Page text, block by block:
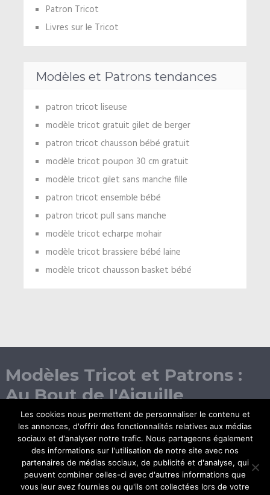
Patron Tricot
Livres sur le Tricot
Modèles et Patrons tendances
patron tricot liseuse
modèle tricot gratuit gilet de berger
patron tricot chausson bébé gratuit
modèle tricot poupon 30 cm gratuit
modèle tricot gilet sans manche fille
patron tricot ensemble bébé
patron tricot pull sans manche
modèle tricot echarpe mohair
modèle tricot brassiere bébé laine
modèle tricot chausson basket bébé
Modèles Tricot et Patrons :
Au Bout de l'Aiguille
Les cookies nous permettent de personnaliser le contenu et
les annonces, d'offrir des fonctionnalités relatives aux médias
sociaux et d'analyser notre trafic. Nous partageons également
des informations sur l'utilisation de notre site avec nos
partenaires de médias sociaux, de publicité et d'analyse, qui
peuvent combiner celles-ci avec d'autres informations que
vous leur avez fournies ou qu'ils ont collectées lors de votre